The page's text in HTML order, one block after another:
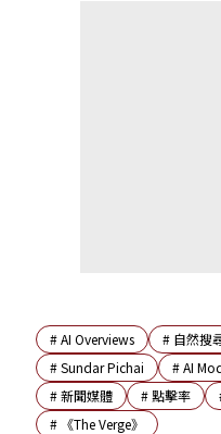
#AI Overviews # 自然搜
#Sundar Pichai #AI
#新聞媒體 #點擊率
# 《The Verge》